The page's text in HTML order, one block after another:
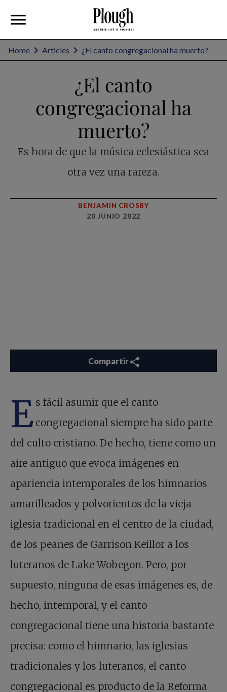
Home Articles ¿El canto congregacional ha muerto?
¿El canto
congregacional ha
muerto?
Es hora de que la música eclesiástica sea
otra vez una rareza.
BENJAMIN CROSBY
20 JUNIO 2022
Compartir
E s fácil asumir que el canto
congregacional siempre ha sido parte
del culto cristiano. De hecho, tiene como un
aire antiguo que evoca imágenes en
apariencia intemporales de los himnarios
amarilleados y polvorientos de la vieja
iglesia tradicional en el centro de la ciudad,
de los peanes de Garrison Keillor a los
luteranos de Lake Wobegon. Pero, por
supuesto, ninguna de esas imágenes es, de
hecho, intemporal, y el canto
congregacional tiene una historia bastante
precisa: como el himnario, las iglesias
tradicionales y los luteranos, el canto
congregacional es producto de la Reforma